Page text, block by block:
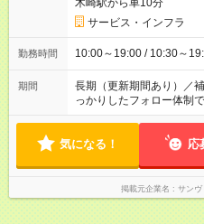
木崎駅から車10分
サービス・インフラ
勤務時間 10:00～19:00 / 10:30～
期間
長期（更新期間あり）／
っかりしたフォロー体制
気になる！ 応
掲載元企業名 サンヴ